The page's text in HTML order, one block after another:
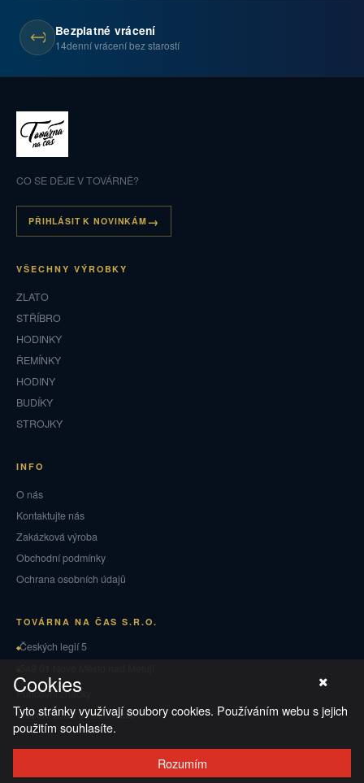
Bezplatné vrácení
14denní vrácení bez starostí
CO SE DĚJE V TOVÁRNĚ?
PŘIHLÁSIT K NOVINKÁM
VŠECHNY VÝROBKY
ZLATO
STŘÍBRO
HODINKY
ŘEMÍNKY
HODINY
BUDÍKY
STROJKY
INFO
O nás
Kontaktujte nás
Zakázková výroba
Obchodní podmínky
Ochrana osobních údajů
TOVÁRNA NA ČAS S.R.O.
Českých legií 5
Puncovní značky
Vrácení zboží a reklamace
Ochrana osobních údajů
Cookies
Tyto stránky využívají soubory cookies. Používáním webu s jejich
použitím souhlasíte.
Rozumím